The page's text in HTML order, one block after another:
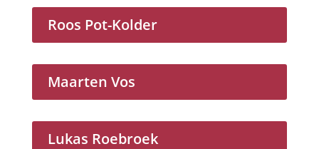
Roos Pot-Kolder
Maarten Vos
Lukas Roebroek